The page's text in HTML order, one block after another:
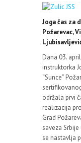
Joga čas za
Požarevac,
Dana 03.
instruktorka
“Sunce”
održala prvi
realizacija
Grad
saveza Srbije
se nastavlja